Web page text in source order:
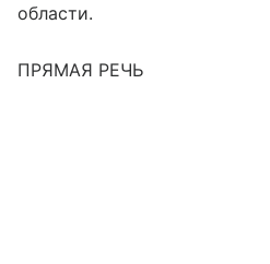
области.
ПРЯМАЯ РЕЧЬ